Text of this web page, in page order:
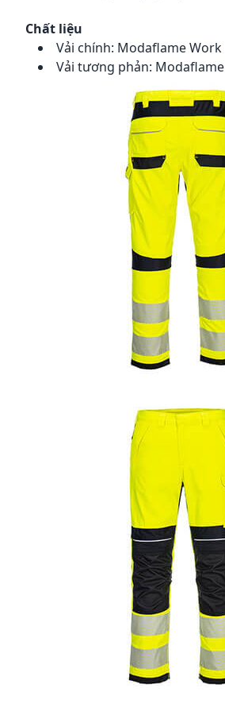
Chất liệu
Vải chính: Modaflame Work
Vải tương phản: Modaflame